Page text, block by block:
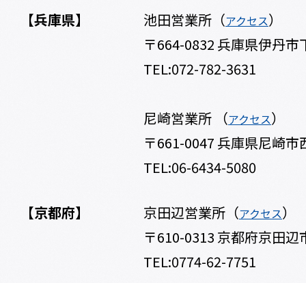
【兵庫県】 池田営業所（アクセス）
〒664-0832 兵庫県伊丹市
TEL:072-782-3631
尼崎営業所 （アクセス）
〒661-0047 兵庫県尼崎市
TEL:06-6434-5080
【京都府】 京田辺営業所（アクセス）
〒610-0313 京都府京田
TEL:0774-62-7751